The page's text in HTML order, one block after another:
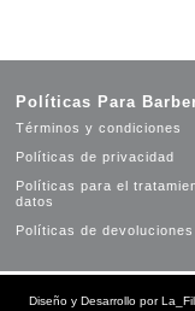
Políticas Para
Términos y condiciones
Políticas de privacidad
Políticas para el
datos
Políticas de devoluciones
Diseño y Desarrollo por